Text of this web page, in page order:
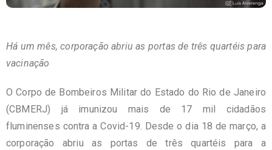
Há um mês, corporação abriu as portas de três quartéis para
vacinação
O Corpo de Bombeiros Militar do Estado do Rio de Janeiro
(CBMERJ) já imunizou mais de 17 mil cidadãos
fluminenses contra a Covid-19. Desde o dia 18 de março, a
corporação abriu as portas de três quartéis para a